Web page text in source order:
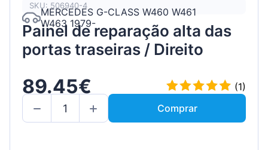
SKU: 506940-4
MERCEDES G-CLASS W460 W461
W463 1979-
Painel de reparação alta das
portas traseiras / Direito
89.45€
(1)
Comprar